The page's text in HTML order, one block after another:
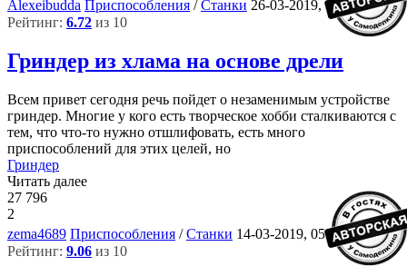
Alexeibudda Приспособления /Станки 26-03-2019, 16:09
Рейтинг: 6.72 из 10
Гриндер из хлама на основе дрели
Всем привет сегодня речь пойдет о незаменимым устройстве
гриндер. Многие у кого есть творческое хобби сталкиваются с
тем, что что-то нужно отшлифовать, есть много
приспособлений для этих целей, но
Гриндер
Читать далее
27 796
2
zema4689 Приспособления /Станки 14-03-2019, 05:41 14
Рейтинг: 9.06 из 10